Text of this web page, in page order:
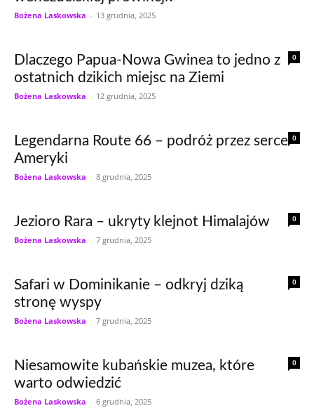
Bożena Laskowska - 13 grudnia, 2025
0
Dlaczego Papua-Nowa Gwinea to jedno z
ostatnich dzikich miejsc na Ziemi
Bożena Laskowska - 12 grudnia, 2025
0
Legendarna Route 66 – podróż przez serce
Ameryki
Bożena Laskowska - 8 grudnia, 2025
0
Jezioro Rara – ukryty klejnot Himalajów
Bożena Laskowska - 7 grudnia, 2025
0
Safari w Dominikanie – odkryj dziką
stronę wyspy
Bożena Laskowska - 7 grudnia, 2025
0
Niesamowite kubańskie muzea, które
warto odwiedzić
Bożena Laskowska - 6 grudnia, 2025